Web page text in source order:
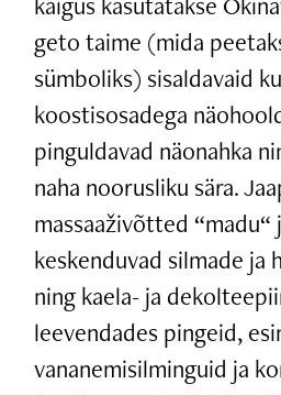
geto taime (mida
sümboliks) sisaldavaid
koostisosadega
pinguldavad näonahka
naha noorusliku sära.
massaaživõtted “madu“
keskenduvad silmade ja
ning kaela- ja
leevendades pingeid,
vananemisilminguid ja